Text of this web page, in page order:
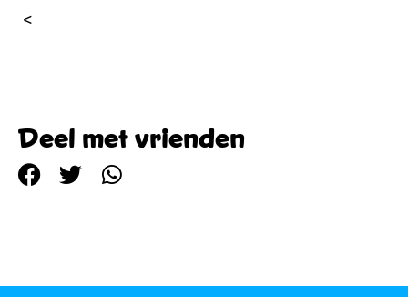
<
Deel met vrienden